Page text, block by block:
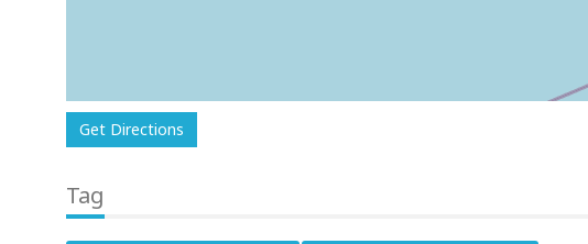
Get Directions
Tag